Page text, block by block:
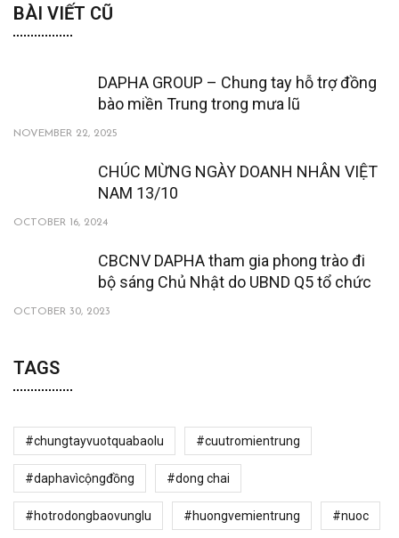
BÀI VIẾT CŨ
DAPHA GROUP – Chung tay hỗ trợ đồng
bào miền Trung trong mưa lũ
NOVEMBER 22, 2025
CHÚC MỪNG NGÀY DOANH NHÂN VIỆT
NAM 13/10
OCTOBER 16, 2024
CBCNV DAPHA tham gia phong trào đi
bộ sáng Chủ Nhật do UBND Q5 tổ chức
OCTOBER 30, 2023
TAGS
#chungtayvuotquabaolu #cuutromientrung
#daphavìcộngđồng #dong chai
#hotrodongbaovunglu #huongvemientrung #nuoc